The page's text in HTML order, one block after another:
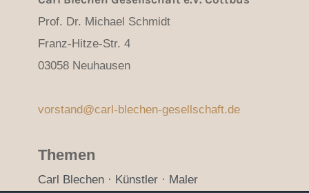
Prof. Dr. Michael Schmidt
Franz-Hitze-Str. 4
03058 Neuhausen
vorstand@carl-blechen-gesellschaft.de
Themen
Carl Blechen · Künstler · Maler